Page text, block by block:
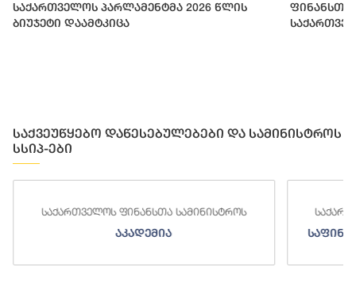
საქართველოს პარლამენტმა 2026 წლის
ბიუჯეტი დაამტკიცა
ფინანსთა
საქვეუწყებო დაწესებულებები და სამინისტროს
სსიპ-ები
საქართველოს ფინანსთა სამინისტროს
აკადემია